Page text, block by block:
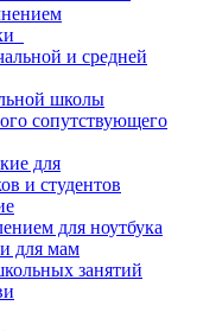
и средней
школы
сопутствующего
для
и студентов
для ноутбука
для мам
занятий